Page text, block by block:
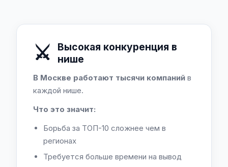
⚔️
Высокая конкуренция в
нише
В Москве работают тысячи компаний в
каждой нише.
Что это значит:
Борьба за ТОП-10 сложнее чем в
регионах
Требуется больше времени на вывод